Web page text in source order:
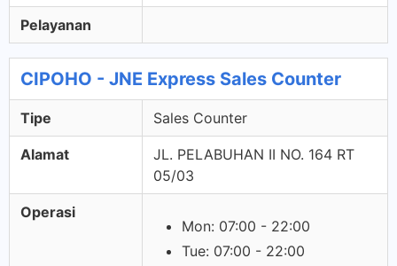
Pelayanan
CIPOHO - JNE Express Sales Counter
Tipe Sales Counter
Alamat
JL. PELABUHAN II NO. 164 RT
05/03
Operasi
Mon: 07:00 - 22:00
Tue: 07:00 - 22:00